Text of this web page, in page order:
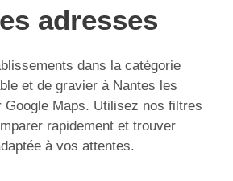
adresses
dans la catégorie
et de gravier à Nantes les
Google Maps. Utilisez nos filtres
rapidement et trouver
à vos attentes.